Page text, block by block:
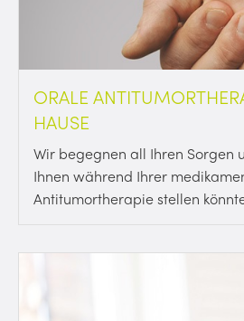
ORALE
HAUSE
Wir begegnen all Ihren Sorgen
Ihnen während Ihrer
Antitumortherapie stellen